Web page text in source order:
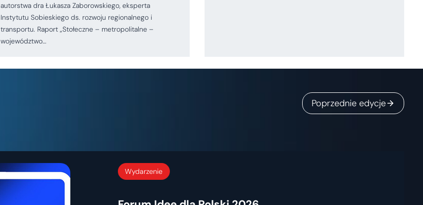
autorstwa dra Łukasza Zaborowskiego, eksperta
Instytutu Sobieskiego ds. rozwoju regionalnego i
transportu. Raport „Stołeczne – metropolitalne –
województwo…
Poprzednie edycje
Wydarzenie